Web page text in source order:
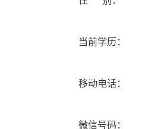
当前学历：
移动电话：
微信号码：